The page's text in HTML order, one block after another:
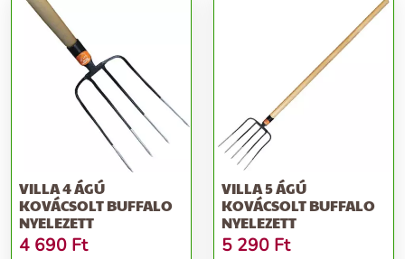
VILLA 4 ÁGÚ
KOVÁCSOLT BUFFALO
NYELEZETT
4 690 Ft
VILLA 5 ÁGÚ
KOVÁCSOLT BUFFALO
NYELEZETT
5 290 Ft